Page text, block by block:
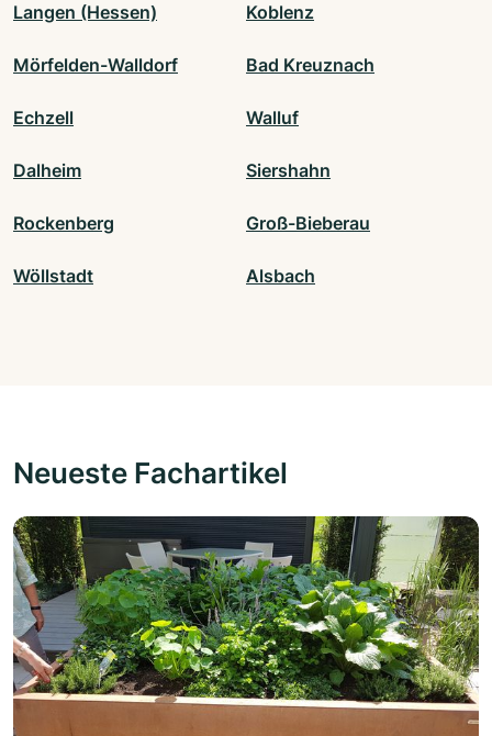
Langen (Hessen) Koblenz
Mörfelden-Walldorf Bad Kreuznach
Echzell Walluf
Dalheim Siershahn
Rockenberg Groß-Bieberau
Wöllstadt Alsbach
Neueste Fachartikel